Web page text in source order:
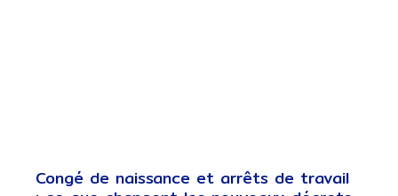
Congé de naissance et arrêts de travail